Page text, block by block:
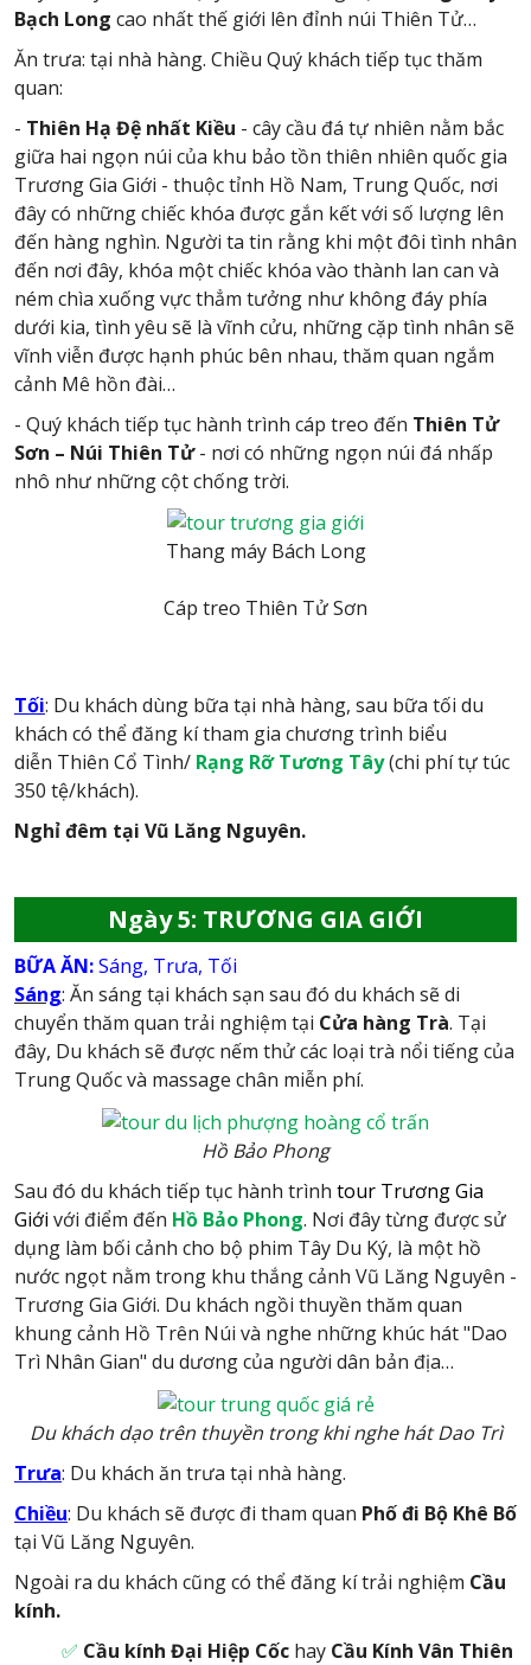
Bạch Long cao nhất thế giới lên đỉnh núi Thiên Tử…
Ăn trưa: tại nhà hàng. Chiều Quý khách tiếp tục thăm
quan:
- Thiên Hạ Đệ nhất Kiều - cây cầu đá tự nhiên nằm bắc
giữa hai ngọn núi của khu bảo tồn thiên nhiên quốc gia
Trương Gia Giới - thuộc tỉnh Hồ Nam, Trung Quốc, nơi
đây có những chiếc khóa được gắn kết với số lượng lên
đến hàng nghìn. Người ta tin rằng khi một đôi tình nhân
đến nơi đây, khóa một chiếc khóa vào thành lan can và
ném chìa xuống vực thẳm tưởng như không đáy phía
dưới kia, tình yêu sẽ là vĩnh cửu, những cặp tình nhân sẽ
vĩnh viễn được hạnh phúc bên nhau, thăm quan ngắm
cảnh Mê hồn đài…
- Quý khách tiếp tục hành trình cáp treo đến Thiên Tử
Sơn – Núi Thiên Tử- nơi có những ngọn núi đá nhấp
nhô như những cột chống trời.
Thang máy Bách Long
Cáp treo Thiên Tử Sơn
Tối: Du khách dùng bữa tại nhà hàng, sau bữa tối du
khách có thể đăng kí tham gia chương trình biểu
diễn Thiên Cổ Tình/ Rạng Rỡ Tương Tây(chi phí tự túc
350 tệ/khách).
Nghỉ đêm tại Vũ Lăng Nguyên.
Ngày 5: TRƯƠNG GIA GIỚI
BỮA ĂN:Sáng, Trưa, Tối
Sáng: Ăn sáng tại khách sạn sau đó du khách sẽ di
chuyển thăm quan trải nghiệm tại Cửa hàng Trà. Tại
đây, Du khách sẽ được nếm thử các loại trà nổi tiếng của
Trung Quốc và massage chân miễn phí.
Hồ Bảo Phong
Sau đó du khách tiếp tục hành trình tour Trương Gia
Giới với điểm đến Hồ Bảo Phong. Nơi đây từng được sử
dụng làm bối cảnh cho bộ phim Tây Du Ký, là một hồ
nước ngọt nằm trong khu thắng cảnh Vũ Lăng Nguyên -
Trương Gia Giới. Du khách ngồi thuyền thăm quan
khung cảnh Hồ Trên Núi và nghe những khúc hát "Dao
Trì Nhân Gian" du dương của người dân bản địa…
Du khách dạo trên thuyền trong khi nghe hát Dao Trì
Trưa: Du khách ăn trưa tại nhà hàng.
Chiều: Du khách sẽ được đi tham quan Phố đi Bộ Khê Bố
tại Vũ Lăng Nguyên.
Ngoài ra du khách cũng có thể đăng kí trải nghiệm Cầu
kính.
✅ Cầu kính Đại Hiệp Cốc hay Cầu Kính Vân Thiên